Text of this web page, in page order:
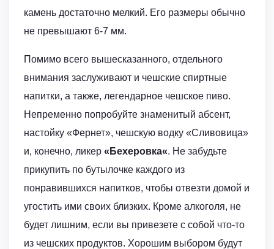
камень достаточно мелкий. Его размеры обычно
не превышают 6-7 мм.
Помимо всего вышесказанного, отдельного
внимания заслуживают и чешские спиртные
напитки, а также, легендарное чешское пиво.
Непременно попробуйте знаменитый абсент,
настойку «Фернет», чешскую водку «Сливовица»
и, конечно, ликер «Бехеровка«. Не забудьте
прикупить по бутылочке каждого из
понравившихся напитков, чтобы отвезти домой и
угостить ими своих близких. Кроме алкоголя, не
будет лишним, если вы привезете с собой что-то
из чешских продуктов. Хорошим выбором будут